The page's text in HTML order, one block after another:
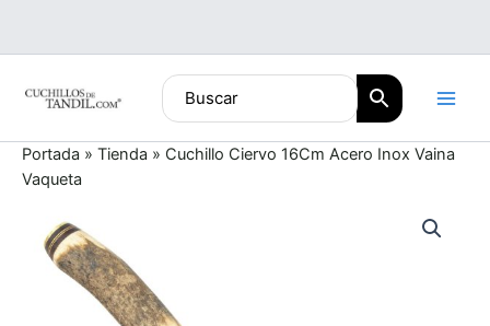
contenido
Portada » Tienda » Cuchillo Ciervo 16Cm Acero Inox Vaina
Vaqueta
Ciervo
16Cm
Acero